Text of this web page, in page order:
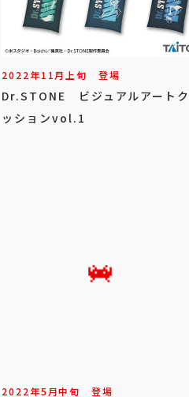
2022年11月上旬 登場
Dr.STONE ビジュアルアートク
ッションvol.1
2022年5月中旬 登場